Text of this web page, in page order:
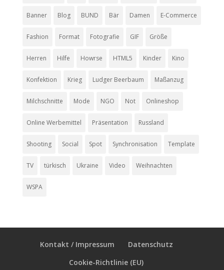
Banner Blog BUND Bär Damen E-Commerce
Fashion Format Fotografie GIF Größe
Herren Hilfe Howrse HTML5 Kinder Kino
Konfektion Krieg Ludger Beerbaum Maßanzug
Milchschnitte Mode NGO Not Onlineshop
Online Werbemittel Präsentation Russland
Shooting Social Spot Synchronisation Template
TV türkisch Ukraine Video Weihnachten
WSPA
Kontakt / Impressum
Datenschutz
Cookie-Richtlinie (EU)